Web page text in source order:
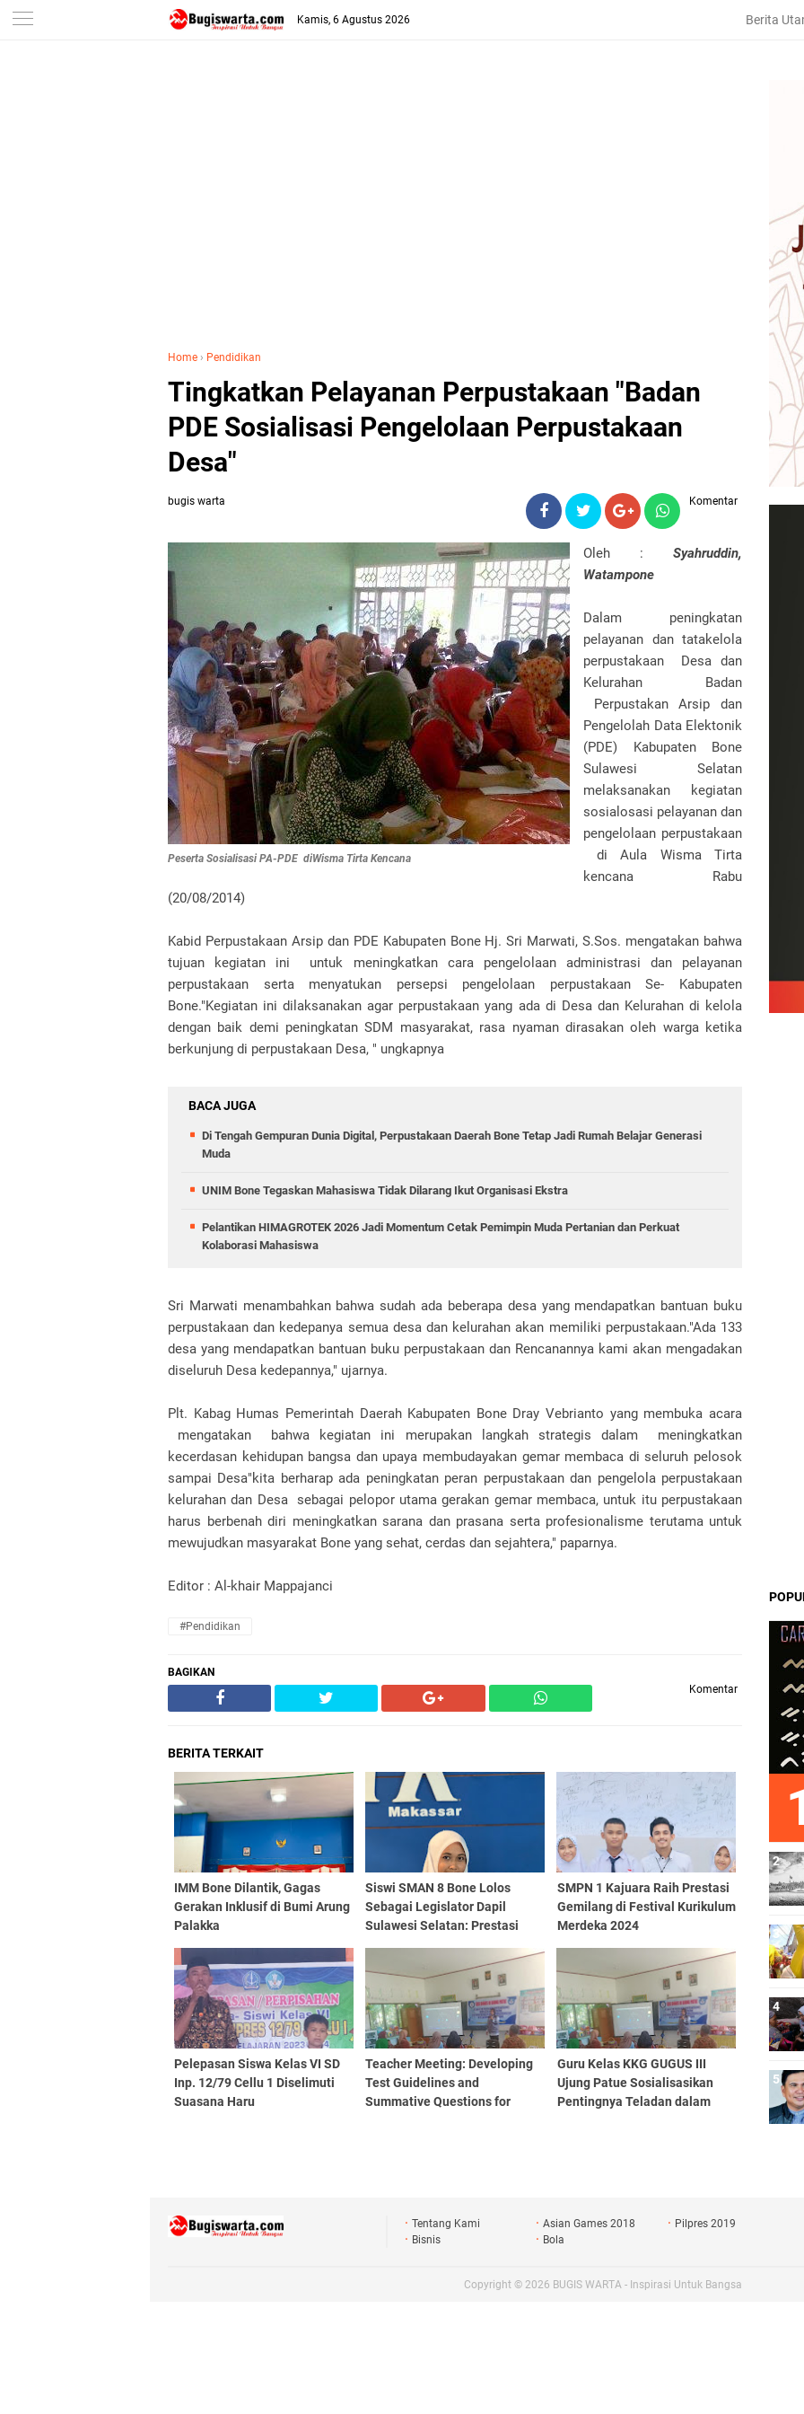
-->
Kamis, 6 Agustus 2026 Berita
Home › Pendidikan
Tingkatkan Pelayanan Perpustakaan "Badan
PDE Sosialisasi Pengelolaan Perpustakaan
Desa"
bugis warta Komentar
Peserta Sosialisasi PA-PDE diWisma Tirta Kencana
Oleh : Syahruddin,
Watampone
Dalam peningkatan
pelayanan dan tatakelola
perpustakaan Desa dan
Kelurahan Badan
Perpustakan Arsip dan
Pengelolah Data Elektonik
(PDE) Kabupaten Bone
Sulawesi Selatan
melaksanakan kegiatan
sosialosasi pelayanan dan
pengelolaan perpustakaan
di Aula Wisma Tirta
kencana Rabu
(20/08/2014)
Kabid Perpustakaan Arsip dan PDE Kabupaten Bone Hj. Sri Marwati, S.Sos. mengatakan bahwa
tujuan kegiatan ini untuk meningkatkan cara pengelolaan administrasi dan pelayanan
perpustakaan serta menyatukan persepsi pengelolaan perpustakaan Se- Kabupaten
Bone."Kegiatan ini dilaksanakan agar perpustakaan yang ada di Desa dan Kelurahan di kelola
dengan baik demi peningkatan SDM masyarakat, rasa nyaman dirasakan oleh warga ketika
berkunjung di perpustakaan Desa, " ungkapnya
BACA JUGA
Di Tengah Gempuran Dunia Digital, Perpustakaan Daerah Bone Tetap Jadi Rumah Belajar Generasi
Muda
UNIM Bone Tegaskan Mahasiswa Tidak Dilarang Ikut Organisasi Ekstra
Pelantikan HIMAGROTEK 2026 Jadi Momentum Cetak Pemimpin Muda Pertanian dan Perkuat
Kolaborasi Mahasiswa
Sri Marwati menambahkan bahwa sudah ada beberapa desa yang mendapatkan bantuan buku
perpustakaan dan kedepanya semua desa dan kelurahan akan memiliki perpustakaan."Ada 133
desa yang mendapatkan bantuan buku perpustakaan dan Rencanannya kami akan mengadakan
diseluruh Desa kedepannya," ujarnya.
Plt. Kabag Humas Pemerintah Daerah Kabupaten Bone Dray Vebrianto yang membuka acara
mengatakan bahwa kegiatan ini merupakan langkah strategis dalam meningkatkan
kecerdasan kehidupan bangsa dan upaya membudayakan gemar membaca di seluruh pelosok
sampai Desa"kita berharap ada peningkatan peran perpustakaan dan pengelola perpustakaan
kelurahan dan Desa sebagai pelopor utama gerakan gemar membaca, untuk itu perpustakaan
harus berbenah diri meningkatkan sarana dan prasana serta profesionalisme terutama untuk
mewujudkan masyarakat Bone yang sehat, cerdas dan sejahtera," paparnya.
Editor : Al-khair Mappajanci
#Pendidikan
BAGIKAN
Komentar
BERITA TERKAIT
IMM Bone Dilantik, Gagas
Gerakan Inklusif di Bumi Arung
Palakka
Siswi SMAN 8 Bone Lolos
Sebagai Legislator Dapil
Sulawesi Selatan: Prestasi
SMPN 1 Kajuara Raih Prestasi
Gemilang di Festival Kurikulum
Merdeka 2024
Pelepasan Siswa Kelas VI SD
Inp. 12/79 Cellu 1 Diselimuti
Suasana Haru
Teacher Meeting: Developing
Test Guidelines and
Summative Questions for
Guru Kelas KKG GUGUS III
Ujung Patue Sosialisasikan
Pentingnya Teladan dalam
Tentang Kami Asian Games 2018
Pilpres 2019
Bisnis
Bola
Copyright © 2026 BUGIS WARTA - Inspirasi Untuk Bangsa